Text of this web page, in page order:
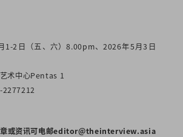
1-2日（五、六）8.00pm、2026年5月3日
术中心Pentas 1
2277212
或资讯可电邮editor@theinterview.asia